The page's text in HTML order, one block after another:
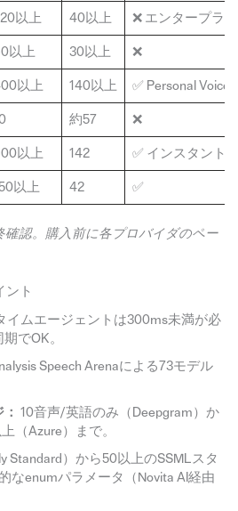
以上 40以上 ❌ エンタープラ
以上 30以上 ❌
以上 140以上 ✅ Personal Voice
約57 ❌
以上 142 ✅ インスタント
以上 42 ✅
認。購入前に各プロバイダのペー
ント
イムエージェントは300ms未満が必
でOK。
Speech Arenaによる73モデル
10音声/英語のみ（Deepgram）か
（Azure）まで。
Standard）から50以上のSSMLスタ
なenumパラメータ（Novita AI経由